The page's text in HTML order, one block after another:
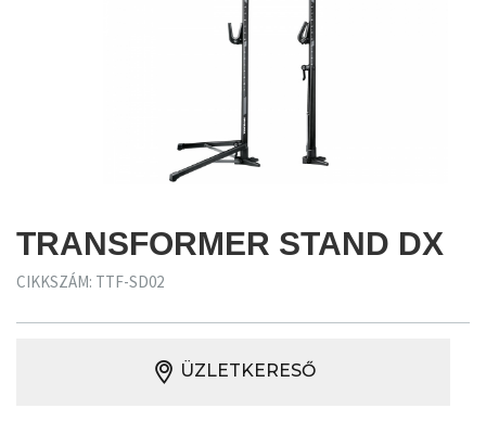
TRANSFORMER STAND DX
CIKKSZÁM: TTF-SD02
ÜZLETKERESŐ